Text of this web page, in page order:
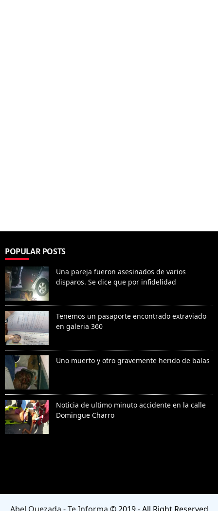
POPULAR POSTS
Una pareja fueron asesinados de varios
disparos. Se dice que por infidelidad
Tenemos un pasaporte encontrado extraviado
en galeria 360
Uno muerto y otro gravemente herido de balas
Noticia de ultimo minuto accidente en la calle
Domingue Charro